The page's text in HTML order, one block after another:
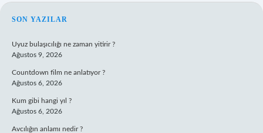
SIDEBAR
SON YAZILAR
Uyuz bulaşıcılığı ne zaman yitirir ?
Ağustos 9, 2026
Countdown film ne anlatıyor ?
Ağustos 6, 2026
Kum gibi hangi yıl ?
Ağustos 6, 2026
Avcılığın anlamı nedir ?